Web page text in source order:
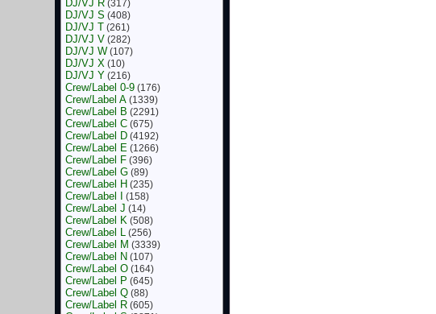
DJ/VJ R(317)
DJ/VJ S (408)
DJ/VJ T (261)
DJ/VJ V (282)
DJ/VJ W(107)
DJ/VJ X(10)
DJ/VJ Y (216)
Crew/Label 0-9(176)
Crew/Label A(1339)
Crew/Label B (2291)
Crew/Label C(675)
Crew/Label D(4192)
Crew/Label E(1266)
Crew/Label F(396)
Crew/Label G(89)
Crew/Label H (235)
Crew/Label I (158)
Crew/Label J (14)
Crew/Label K(508)
Crew/Label L(256)
Crew/Label M (3339)
Crew/Label N (107)
Crew/Label O(164)
Crew/Label P (645)
Crew/Label Q(88)
Crew/Label R(605)